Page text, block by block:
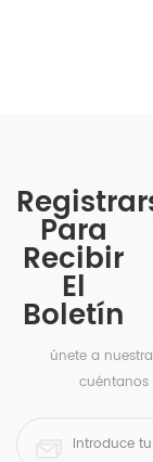
Para
Recibir
El
Boletín
únete a
cuéntanos